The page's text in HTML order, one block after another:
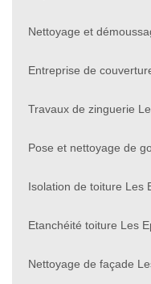
Nettoyage et
Entreprise de
Travaux de zinguerie
Pose et nettoyage de
Isolation de toiture Les
Etanchéité toiture Les
Nettoyage de façade